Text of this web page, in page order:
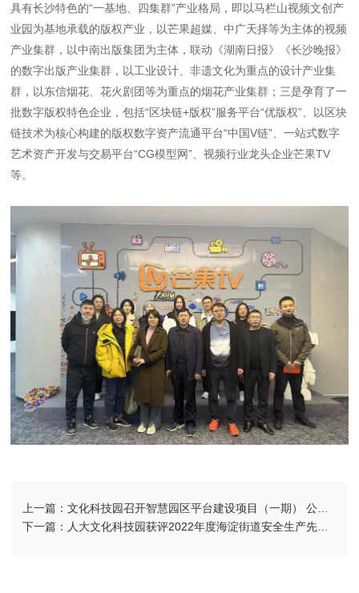
具有长沙特色的“一基地、四集群”产业格局，即以马栏山视频文创产
业园为基地承载的版权产业，以芒果超媒、中广天择等为主体的视频
产业集群，以中南出版集团为主体，联动《湖南日报》《长沙晚报》
的数字出版产业集群，以工业设计、非遗文化为重点的设计产业集
群，以东信烟花、花火剧团等为重点的烟花产业集群；三是孕育了一
批数字版权特色企业，包括“区块链+版权”服务平台“优版权”、以区块
链技术为核心构建的版权数字资产流通平台“中国V链”、一站式数字
艺术资产开发与交易平台“CG模型网”、视频行业龙头企业芒果TV
等。